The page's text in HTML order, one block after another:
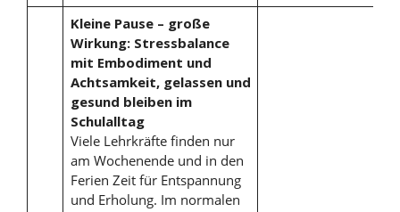
Kleine Pause – große
Wirkung: Stressbalance
mit Embodiment und
Achtsamkeit, gelassen und
gesund bleiben im
Schulalltag
Viele Lehrkräfte finden nur
am Wochenende und in den
Ferien Zeit für Entspannung
und Erholung. Im normalen